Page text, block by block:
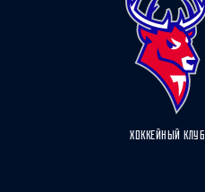
ХОККЕЙНЫЙ КЛУБ